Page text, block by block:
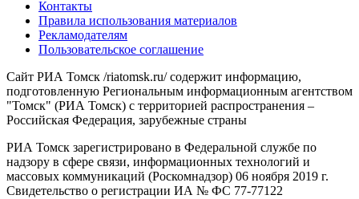
Контакты
Правила использования материалов
Рекламодателям
Пользовательское соглашение
Сайт РИА Томск /riatomsk.ru/ содержит информацию,
подготовленную Региональным информационным агентством
"Томск" (РИА Томск) с территорией распространения –
Российская Федерация, зарубежные страны
РИА Томск зарегистрировано в Федеральной службе по
надзору в сфере связи, информационных технологий и
массовых коммуникаций (Роскомнадзор) 06 ноября 2019 г.
Свидетельство о регистрации ИА № ФС 77-77122